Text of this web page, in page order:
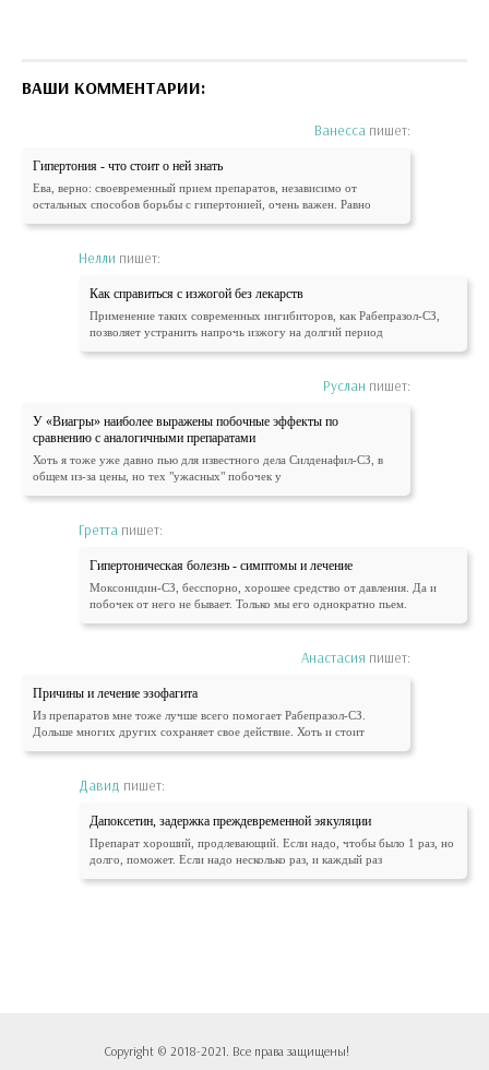
ВАШИ КОММЕНТАРИИ:
Ванесса пишет:
Гипертония - что стоит о ней знать
Ева, верно: своевременный прием препаратов, независимо от
остальных способов борьбы с гипертонией, очень важен. Равно
Нелли пишет:
Как справиться с изжогой без лекарств
Применение таких современных ингибиторов, как Рабепразол-СЗ,
позволяет устранить напрочь изжогу на долгий период
Руслан пишет:
У «Виагры» наиболее выражены побочные эффекты по
сравнению с аналогичными препаратами
Хоть я тоже уже давно пью для известного дела Силденафил-СЗ, в
общем из-за цены, но тех "ужасных" побочек у
Гретта пишет:
Гипертоническая болезнь - симптомы и лечение
Моксонидин-СЗ, бесспорно, хорошее средство от давления. Да и
побочек от него не бывает. Только мы его однократно пьем.
Анастасия пишет:
Причины и лечение эзофагита
Из препаратов мне тоже лучше всего помогает Рабепразол-СЗ.
Дольше многих других сохраняет свое действие. Хоть и стоит
Давид пишет:
Дапоксетин, задержка преждевременной эякуляции
Препарат хороший, продлевающий. Если надо, чтобы было 1 раз, но
долго, поможет. Если надо несколько раз, и каждый раз
Copyright © 2018-2021. Все права защищены!